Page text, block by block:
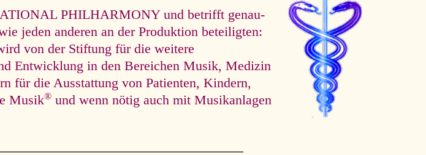
PHILHARMONY und betrifft ge­nau­
jeden anderen an der Produktion beteiligten:
von der Stiftung für die weitere
Entwicklung in den Bereichen Musik, Medizin
für die Ausstattung von Patienten, Kindern,
Musik® und wenn nötig auch mit Musikanlagen